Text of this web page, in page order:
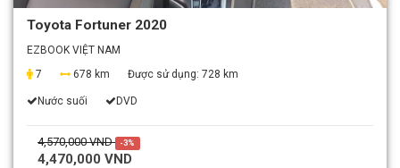
Toyota Fortuner 2020
EZBOOK VIỆT NAM
7
678 km Được sử dụng: 728 km
Nước suối DVD
4,570,000 VND -3%
4,470,000 VND